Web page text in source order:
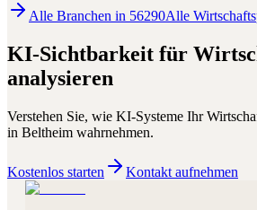
Alle Branchen in 56290Alle
KI-Sichtbarkeit für
analysieren
Verstehen Sie, wie KI-Systeme Ihr
in Beltheim wahrnehmen.
Kostenlos starten Kontakt aufnehmen